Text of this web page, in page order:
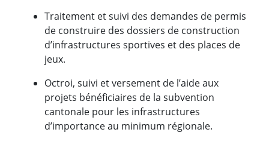
Traitement et suivi des demandes de permis
de construire des dossiers de construction
d’infrastructures sportives et des places de
jeux.
Octroi, suivi et versement de l’aide aux
projets bénéficiaires de la subvention
cantonale pour les infrastructures
d’importance au minimum régionale.